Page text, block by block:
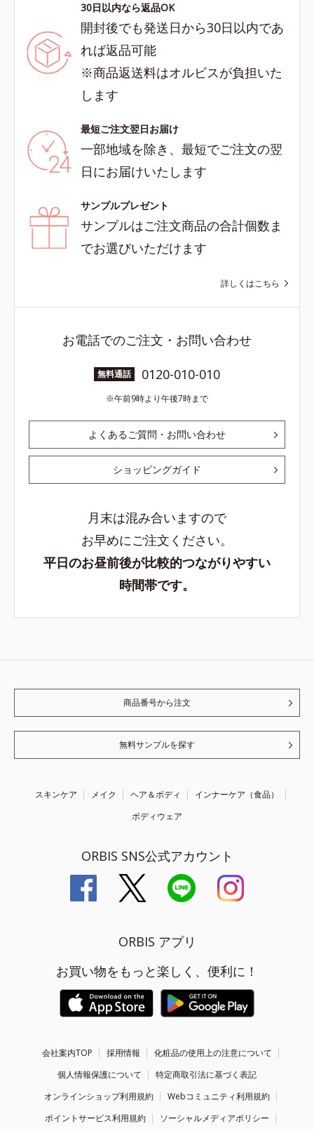
30日以内なら返品OK
開封後でも発送日から30日以内であ
れば返品可能
※商品返送料はオルビスが負担いた
します
最短ご注文翌日お届け
一部地域を除き、最短でご注文の翌
日にお届けいたします
サンプルプレゼント
サンプルはご注文商品の合計個数ま
でお選びいただけます
詳しくはこちら
お電話でのご注文・お問い合わせ
無料通話 0120-010-010
午前9時より午後7時まで
よくあるご質問・お問い合わせ
ショッピングガイド
月末は混み合いますので
お早めにご注文ください。
平日のお昼前後が比較的つながりやすい
時間帯です。
商品番号から注文
無料サンプルを探す
スキンケア メイク ヘア＆ボディ
インナーケア（食品）
ボディウェア
ORBIS SNS公式アカウント
ORBIS アプリ
お買い物をもっと楽しく、便利に！
会社案内TOP 採用情報
化粧品の使用上の注意について
個人情報保護について
特定商取引法に基づく表記
オンラインショップ利用規約
Webコミュニティ利用規約
ポイントサービス利用規約
ソーシャルメディアポリシー